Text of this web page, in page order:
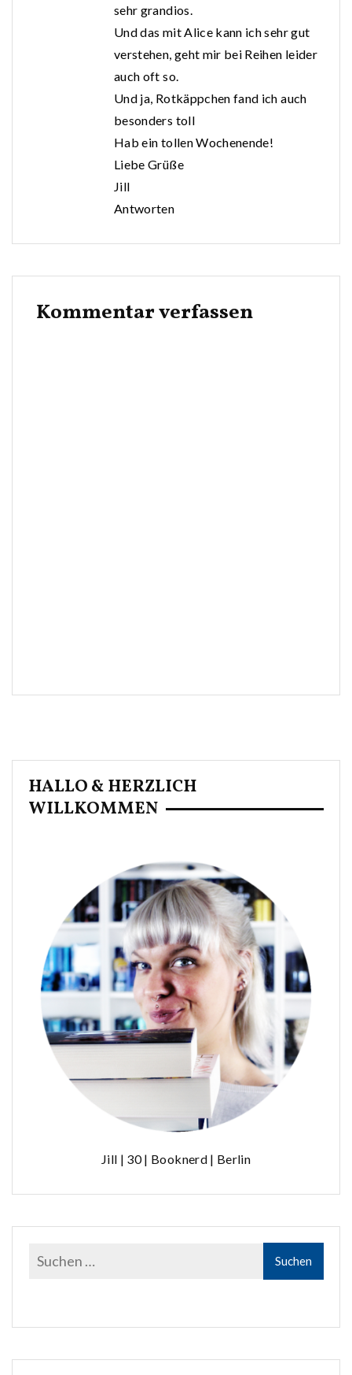
sehr grandios.
Und das mit Alice kann ich sehr gut
verstehen, geht mir bei Reihen leider
auch oft so.
Und ja, Rotkäppchen fand ich auch
besonders toll
Hab ein tollen Wochenende!
Liebe Grüße
Jill
Antworten
Kommentar verfassen
HALLO & HERZLICH
WILLKOMMEN
Jill | 30 | Booknerd | Berlin